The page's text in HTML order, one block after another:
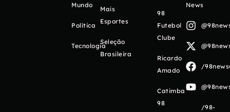
Mundo
Política
Tecnologia
Mais
Esportes
Seleção
Brasileira
98
Futebol
Clube
Ricardo
Amado
Catimba
98
News
/
/98-